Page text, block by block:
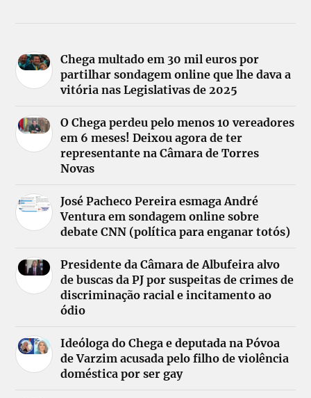
Chega multado em 30 mil euros por
partilhar sondagem online que lhe dava a
vitória nas Legislativas de 2025
O Chega perdeu pelo menos 10 vereadores
em 6 meses! Deixou agora de ter
representante na Câmara de Torres
Novas
José Pacheco Pereira esmaga André
Ventura em sondagem online sobre
debate CNN (política para enganar totós)
Presidente da Câmara de Albufeira alvo
de buscas da PJ por suspeitas de crimes de
discriminação racial e incitamento ao
ódio
Ideóloga do Chega e deputada na Póvoa
de Varzim acusada pelo filho de violência
doméstica por ser gay